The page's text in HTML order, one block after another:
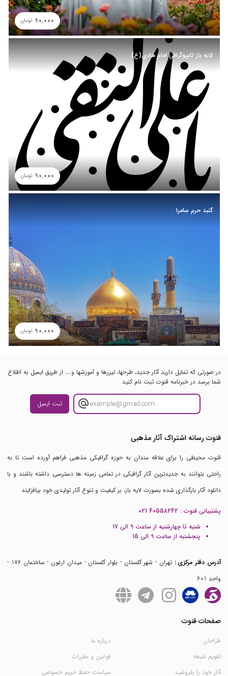
90,000 تومان
لایه باز تایپوگرافی امام هادی(ع)
90,000 تومان
گنبد حرم سامرا
90,000 تومان
در صورتی که تمایل دارید آثار جدید، طرحها، تیزرها و آموزشها و.... از طریق ایمیل به اطلاع
شما برسد در خبرنامه قنوت ثبت نام کنید
ثبت ایمیل
قنوت رسانه اشتراک آثار مذهبی
قنوت محیطی را برای علاقه مندان به حوزه گرافیکی مذهبی فراهم آورده است تا به
راحتی بتوانند به جدیدترین آثار گرافیکی در تمامی زمینه ها دسترسی داشته باشند و با
دانلود آثار بارگذاری شده بصورت لایه باز، بر کیفیت و تنوع آثار تولیدی خود بیافزایند
پشتیبانی قنوت : 021 40558242
شنبه تا چهارشنبه از ساعت 9 الی 17
پنجشنبه از ساعت 9 الی 15
آدرس دفتر مرکزی :
تهران - شهر گلستان - بلوار گلستان - میدان ارغون - ساختمان 176 -
واحد 601
صفحات قنوت
طراحان
تقویم شیعه
آثار خود را بفروشید
درباره ما
قوانین و مقررات
سیاست حفظ حریم خصوصی